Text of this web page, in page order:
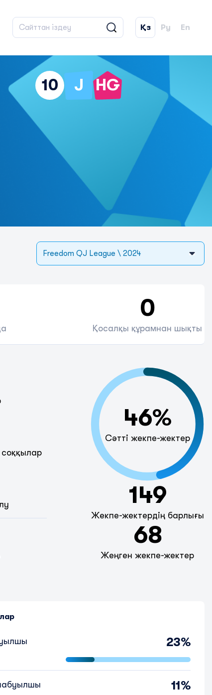
Қз Ру En
10 J HG
Freedom QJ League \ 2024
0
Қосалқы құрамнан шықты
46%
Сәтті жекпе-жектер
149
Жекпе-жектердің барлығы
68
Жеңген жекпе-жектер
23%
11%